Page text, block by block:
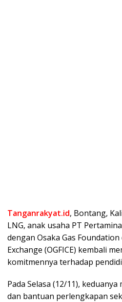
Tanganrakyat.id, Bontang,
LNG, anak usaha PT
dengan Osaka Gas
Exchange (OGFICE) kembali
komitmennya terhadap
Pada Selasa (12/11),
dan bantuan perlengkapan